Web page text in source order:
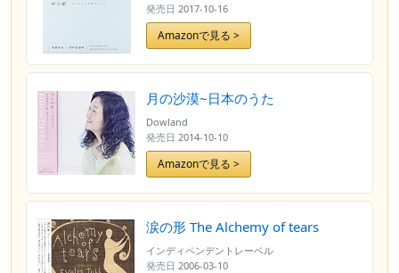
発売日 2017-10-16
Amazonで見る >
月の沙漠~日本のうた
Dowland
発売日 2014-10-10
Amazonで見る >
涙の形 The Alchemy of tears
インディペンデントレーベル
発売日 2006-03-10